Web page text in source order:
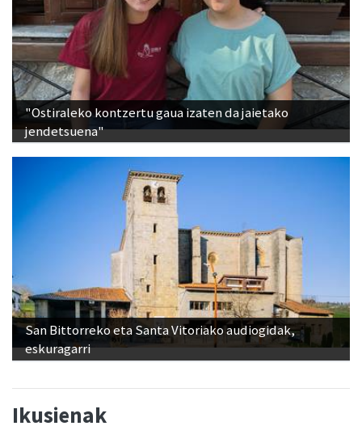
"Ostiraleko kontzertu gaua izaten da jaietako
jendetsuena"
San Bittorreko eta Santa Vitoriako audiogidak,
eskuragarri
Ikusienak